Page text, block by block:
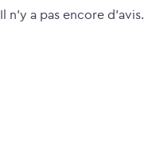
Il n'y a pas encore d'avis.